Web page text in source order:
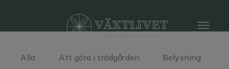
Alla Att göra i trädgården Belysning